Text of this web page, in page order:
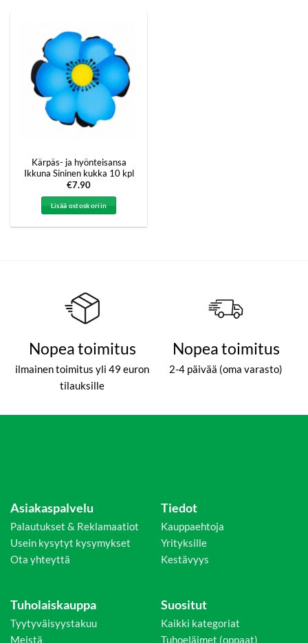
Kärpäs- ja hyönteisansa
Ikkuna Sininen kukka 10 kpl
€7.90
Lisää ostoskoriin
Nopea toimitus
ilmainen toimitus yli 49 euron
tilauksille
Nopea toimitus
2-4 päivää (oma varasto)
Asiakaspalvelu
Palautukset & Reklamaatiot
Usein kysytyt kysymykset
Ota yhteyttä
Tiedot
Kauppaehtoja
Yrityksille
Kestävyys
Tuholaiskauppa
Tyytyväisyystakuu
Meistä
Suositut
Kaikki kategoriat
Tuhoeläimet (oppaat)